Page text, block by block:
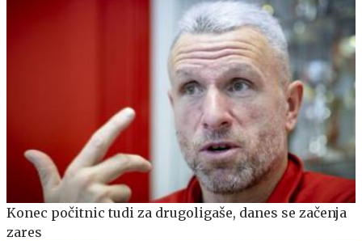
Konec počitnic tudi za drugoligaše, danes se začenja
zares